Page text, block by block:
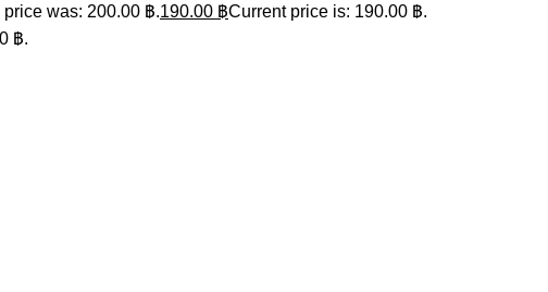
was: 200.00 ฿.190.00 ฿Current price is: 190.00 ฿.
฿.